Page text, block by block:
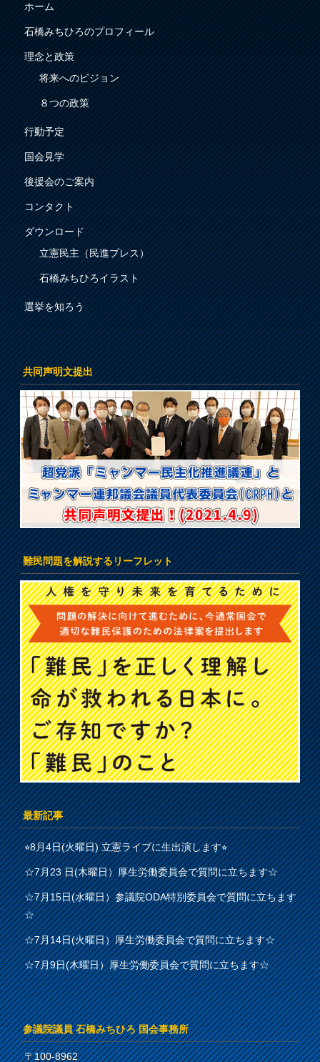
ホーム
石橋みちひろのプロフィール
理念と政策
将来へのビジョン
８つの政策
行動予定
国会見学
後援会のご案内
コンタクト
ダウンロード
立憲民主（民進プレス）
石橋みちひろイラスト
選挙を知ろう
共同声明文提出
難民問題を解説するリーフレット
最新記事
⭐︎8月4日(火曜日) 立憲ライブに生出演します⭐︎
☆7月23 日(木曜日）厚生労働委員会で質問に立ちます☆
☆7月15日(水曜日）参議院ODA特別委員会で質問に立ちます
☆
☆7月14日(火曜日）厚生労働委員会で質問に立ちます☆
☆7月9日(木曜日）厚生労働委員会で質問に立ちます☆
参議院議員 石橋みちひろ 国会事務所
〒100-8962